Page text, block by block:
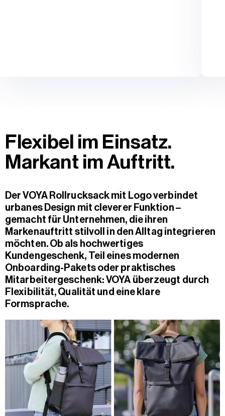
Flexibel im Einsatz.
Markant im Auftritt.
Der VOYA Rollrucksack mit Logo verbindet
urbanes Design mit cleverer Funktion –
gemacht für Unternehmen, die ihren
Markenauftritt stilvoll in den Alltag integrieren
möchten. Ob als hochwertiges
Kundengeschenk, Teil eines modernen
Onboarding-Pakets oder praktisches
Mitarbeitergeschenk: VOYA überzeugt durch
Flexibilität, Qualität und eine klare
Formsprache.